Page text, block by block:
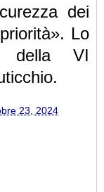
dei
Lo
della VI
23, 2024